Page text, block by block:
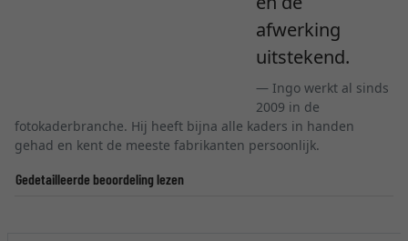
afwerking
uitstekend.
Ingo werkt al sinds
2009 in de
fotokaderbranche. Hij heeft bijna alle kaders in handen
gehad en kent de meeste fabrikanten persoonlijk.
Gedetailleerde beoordeling lezen